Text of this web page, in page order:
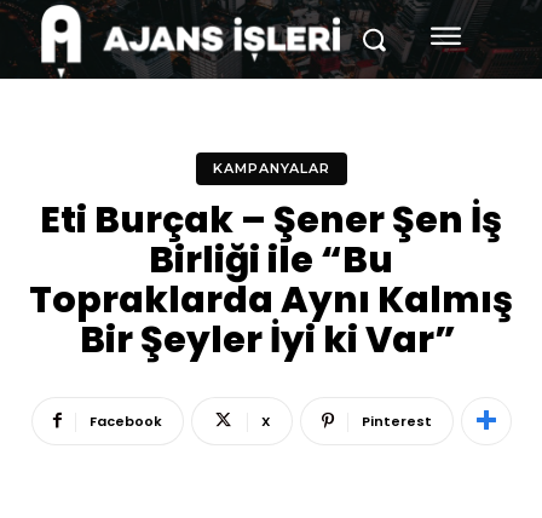
KAMPANYALAR
Eti Burçak – Şener Şen İş
Birliği ile “Bu
Topraklarda Aynı Kalmış
Bir Şeyler İyi ki Var”
Facebook X Pinterest